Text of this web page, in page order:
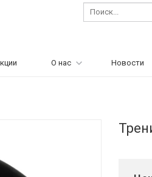
О нас Новости